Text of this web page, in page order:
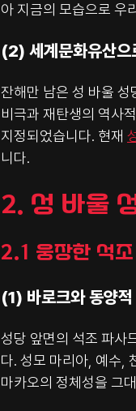
아 지금의 모습으로 우
(2) 세계문화유산으
잔해만 남은 성 바울 성
비극과 재탄생의 역사
지정되었습니다. 현재
니다.
2. 성 바울
2.1 웅장한 석
(1) 바로크와 동양
성당 앞면의 석조 파사
다. 성모 마리아, 예수,
마카오의 정체성을 그